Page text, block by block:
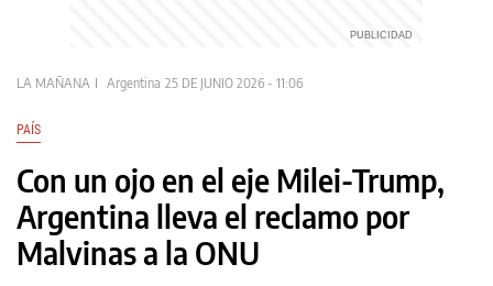
LA MAÑANA Argentina 25 DE JUNIO 2026 - 11:06
PAÍS
Con un ojo en el eje Milei-Trump,
Argentina lleva el reclamo por
Malvinas a la ONU